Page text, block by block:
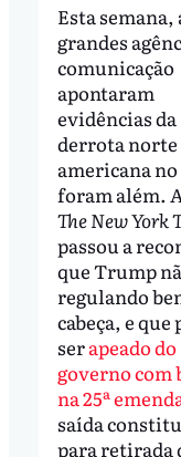
Esta semana,
grandes
comunicação
apontaram
evidências da
derrota norte
americana
foram além.
The New York
passou a
que Trump
regulando
cabeça, e que
serapeado do
governo com
na 25ª
saída
para retirada